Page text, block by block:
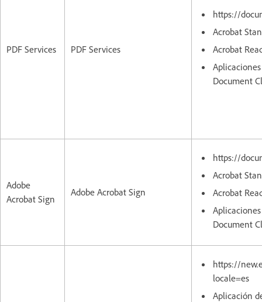
PDF Services PDF Services
https://
Acrobat
Acrobat
Document
Adobe
Acrobat Sign
Adobe Acrobat Sign
https://
Acrobat
Acrobat
Document
https://
locale=es
Aplicación